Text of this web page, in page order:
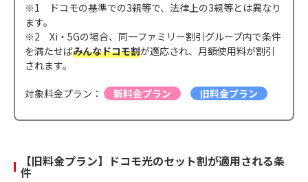
※1 ドコモの基準での3親等で、法律上の3親等とは異なり
ます。
※2 Xi・5Gの場合、同一ファミリー割引グループ内で条件
を満たせばみんなドコモ割が適応され、月額使用料が割引
されます。
対象料金プラン： 新料金プラン 旧料金プラン
【旧料金プラン】ドコモ光のセット割が適用される条
件